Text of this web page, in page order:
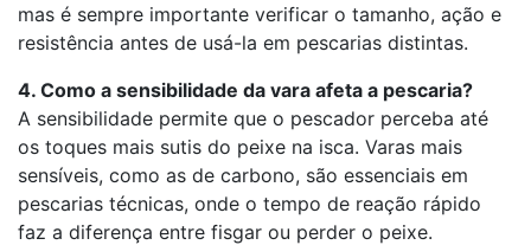
mas é sempre importante verificar o tamanho, ação e
resistência antes de usá-la em pescarias distintas.
4. Como a sensibilidade da vara afeta a pescaria?
A sensibilidade permite que o pescador perceba até
os toques mais sutis do peixe na isca. Varas mais
sensíveis, como as de carbono, são essenciais em
pescarias técnicas, onde o tempo de reação rápido
faz a diferença entre fisgar ou perder o peixe.